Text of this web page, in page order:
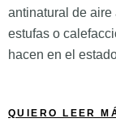
antinatural de
estufas o
hacen en el
QUIERO LEER